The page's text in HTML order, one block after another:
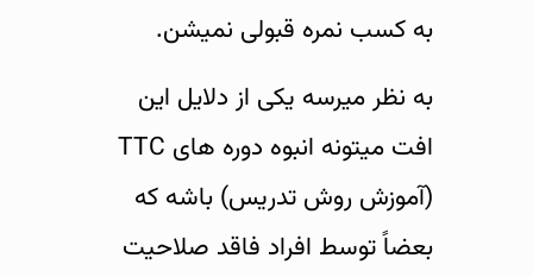
به کسب نمره قبولی نمیشن.
به نظر میرسه یکی از دلایل این
افت میتونه انبوه دوره های TTC
(آموزش روش تدریس) باشه که
بعضاً توسط افراد فاقد صلاحیت